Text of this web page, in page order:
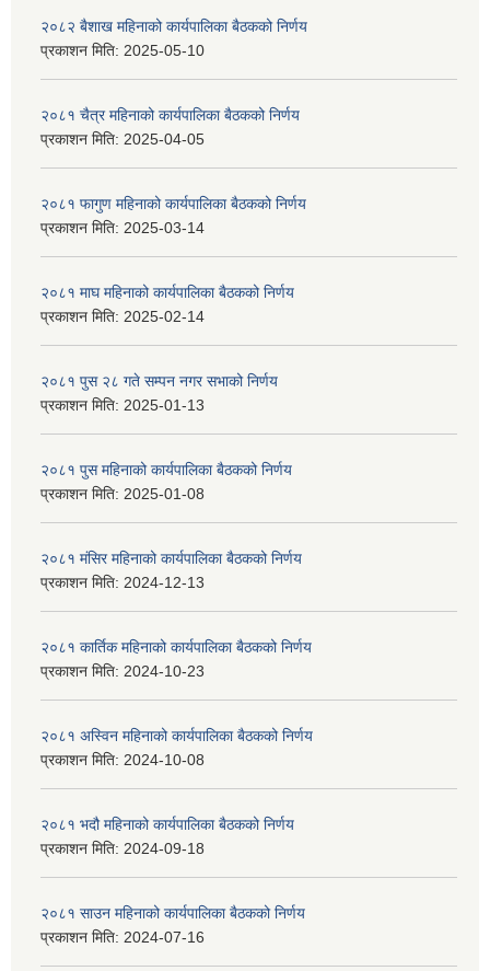
२०८२ बैशाख महिनाको कार्यपालिका बैठकको निर्णय
प्रकाशन मिति: 2025-05-10
२०८१ चैत्र महिनाको कार्यपालिका बैठकको निर्णय
प्रकाशन मिति: 2025-04-05
२०८१ फागुण महिनाको कार्यपालिका बैठकको निर्णय
प्रकाशन मिति: 2025-03-14
२०८१ माघ महिनाको कार्यपालिका बैठकको निर्णय
प्रकाशन मिति: 2025-02-14
२०८१ पुस २८ गते सम्प‍न नगर सभाको निर्णय
प्रकाशन मिति: 2025-01-13
२०८१ पुस महिनाको कार्यपालिका बैठकको निर्णय
प्रकाशन मिति: 2025-01-08
२०८१ मंसिर महिनाको कार्यपालिका बैठकको निर्णय
प्रकाशन मिति: 2024-12-13
२०८१ कार्तिक महिनाको कार्यपालिका बैठकको निर्णय
प्रकाशन मिति: 2024-10-23
२०८१ अस्विन महिनाको कार्यपालिका बैठकको निर्णय
प्रकाशन मिति: 2024-10-08
२०८१ भदौ महिनाको कार्यपालिका बैठकको निर्णय
प्रकाशन मिति: 2024-09-18
२०८१ साउन महिनाको कार्यपालिका बैठकको निर्णय
प्रकाशन मिति: 2024-07-16